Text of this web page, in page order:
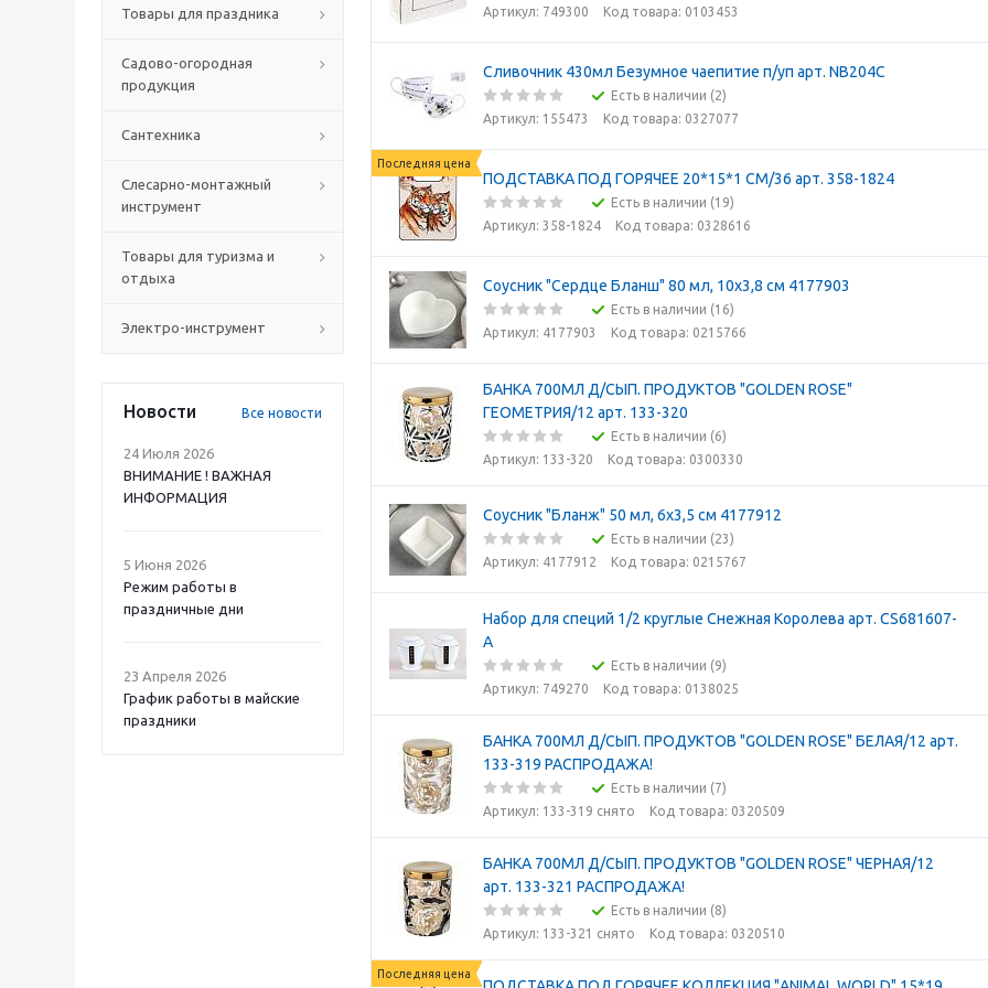
Товары для праздника
Садово-огородная
продукция
Сантехника
Слесарно-монтажный
инструмент
Товары для туризма и
отдыха
Электро-инструмент
Новости Все новости
24 Июля 2026
ВНИМАНИЕ ! ВАЖНАЯ
ИНФОРМАЦИЯ
5 Июня 2026
Режим работы в
праздничные дни
23 Апреля 2026
График работы в майские
праздники
Артикул: 749300 Код товара: 0103453
Сливочник 430мл Безумное чаепитие п/уп арт. NB204C
Есть в наличии (2)
Артикул: 155473
Код товара: 0327077
Последняя цена
ПОДСТАВКА ПОД ГОРЯЧЕЕ 20*15*1 СМ/36 арт. 358-1824
Есть в наличии (19)
Артикул: 358-1824
Код товара: 0328616
Соусник "Сердце Бланш" 80 мл, 10x3,8 см 4177903
Есть в наличии (16)
Артикул: 4177903
Код товара: 0215766
БАНКА 700МЛ Д/СЫП. ПРОДУКТОВ "GOLDEN ROSE"
ГЕОМЕТРИЯ/12 арт. 133-320
Есть в наличии (6)
Артикул: 133-320
Код товара: 0300330
Соусник "Бланж" 50 мл, 6x3,5 см 4177912
Есть в наличии (23)
Артикул: 4177912
Код товара: 0215767
Набор для специй 1/2 круглые Снежная Королева арт. CS681607-
A
Есть в наличии (9)
Артикул: 749270
Код товара: 0138025
БАНКА 700МЛ Д/СЫП. ПРОДУКТОВ "GOLDEN ROSE" БЕЛАЯ/12 арт.
133-319 РАСПРОДАЖА!
Есть в наличии (7)
Артикул: 133-319 снято
Код товара: 0320509
БАНКА 700МЛ Д/СЫП. ПРОДУКТОВ "GOLDEN ROSE" ЧЕРНАЯ/12
арт. 133-321 РАСПРОДАЖА!
Есть в наличии (8)
Артикул: 133-321 снято
Код товара: 0320510
Последняя цена